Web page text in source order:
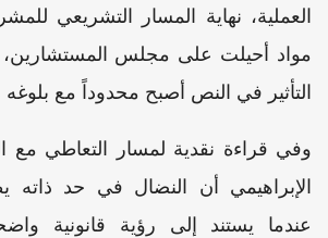
العملية، نهاية المسار التشريعي
مواد أحيلت على مجلس
التأثير في النص أصبح محدوداً مع بلوغه
وفي قراءة نقدية لمسار التعاطي
الإبراهيمي أن النضال في حد
عندما يستند إلى رؤية قانونية